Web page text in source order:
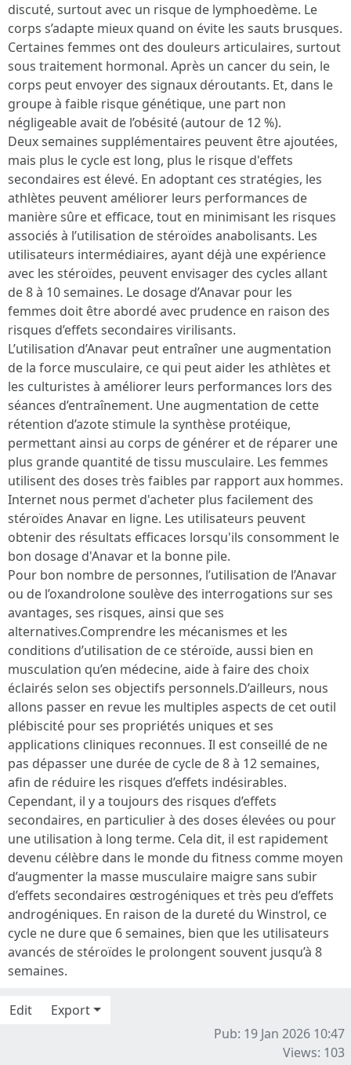
discuté, surtout avec un risque de lymphoedème. Le
corps s’adapte mieux quand on évite les sauts brusques.
Certaines femmes ont des douleurs articulaires, surtout
sous traitement hormonal. Après un cancer du sein, le
corps peut envoyer des signaux déroutants. Et, dans le
groupe à faible risque génétique, une part non
négligeable avait de l’obésité (autour de 12 %).
Deux semaines supplémentaires peuvent être ajoutées,
mais plus le cycle est long, plus le risque d'effets
secondaires est élevé. En adoptant ces stratégies, les
athlètes peuvent améliorer leurs performances de
manière sûre et efficace, tout en minimisant les risques
associés à l’utilisation de stéroïdes anabolisants. Les
utilisateurs intermédiaires, ayant déjà une expérience
avec les stéroïdes, peuvent envisager des cycles allant
de 8 à 10 semaines. Le dosage d’Anavar pour les
femmes doit être abordé avec prudence en raison des
risques d’effets secondaires virilisants.
L’utilisation d’Anavar peut entraîner une augmentation
de la force musculaire, ce qui peut aider les athlètes et
les culturistes à améliorer leurs performances lors des
séances d’entraînement. Une augmentation de cette
rétention d’azote stimule la synthèse protéique,
permettant ainsi au corps de générer et de réparer une
plus grande quantité de tissu musculaire. Les femmes
utilisent des doses très faibles par rapport aux hommes.
Internet nous permet d'acheter plus facilement des
stéroïdes Anavar en ligne. Les utilisateurs peuvent
obtenir des résultats efficaces lorsqu'ils consomment le
bon dosage d'Anavar et la bonne pile.
Pour bon nombre de personnes, l’utilisation de l’Anavar
ou de l’oxandrolone soulève des interrogations sur ses
avantages, ses risques, ainsi que ses
alternatives.Comprendre les mécanismes et les
conditions d’utilisation de ce stéroïde, aussi bien en
musculation qu’en médecine, aide à faire des choix
éclairés selon ses objectifs personnels.D’ailleurs, nous
allons passer en revue les multiples aspects de cet outil
plébiscité pour ses propriétés uniques et ses
applications cliniques reconnues. Il est conseillé de ne
pas dépasser une durée de cycle de 8 à 12 semaines,
afin de réduire les risques d’effets indésirables.
Cependant, il y a toujours des risques d’effets
secondaires, en particulier à des doses élevées ou pour
une utilisation à long terme. Cela dit, il est rapidement
devenu célèbre dans le monde du fitness comme moyen
d’augmenter la masse musculaire maigre sans subir
d’effets secondaires œstrogéniques et très peu d’effets
androgéniques. En raison de la dureté du Winstrol, ce
cycle ne dure que 6 semaines, bien que les utilisateurs
avancés de stéroïdes le prolongent souvent jusqu’à 8
semaines.
Edit
Export
Pub: 19 Jan 2026 10:47
Views: 103